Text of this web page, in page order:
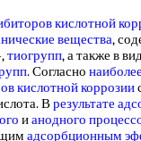
кислотной
вещества,
тиогрупп, а также в
. Согласно
кислотной коррозии
Врезультате
ианодного
адсорбционным